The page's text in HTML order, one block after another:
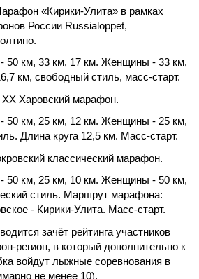
«Кирики-Улита» в рамках
России Russialoppet,
50 км, 33 км, 17 км. Женщины - 33 км,
км, свободный стиль, масс-старт.
Харовский марафон.
50 км, 25 км, 12 км. Женщины - 25 км,
Длина круга 12,5 км. Масс-старт.
классический марафон.
50 км, 25 км, 10 км. Женщины - 50 км,
стиль. Маршрут марафона:
- Кирики-Улита. Масс-старт.
зачёт рейтинга участников
регион, в который дополнительно к
войдут лыжные соревнования в
не менее 10).